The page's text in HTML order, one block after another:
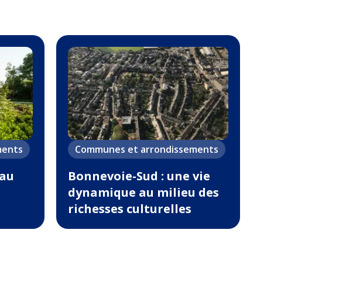
Communes et arrondissements
Bonnevoie-Sud : une vie
dynamique au milieu des
richesses culturelles